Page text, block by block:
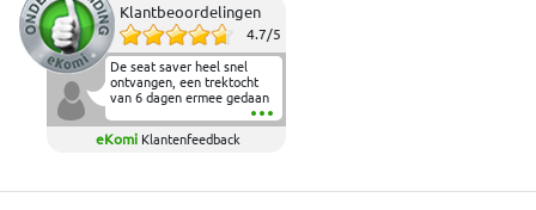
Klantbeoordelingen
4.7/5
De seat saver heel snel
ontvangen, een trektocht
van 6 dagen ermee gedaan
en deze heeft de beproeving
fantastisch doorstaan.
Heerlijk zacht om op te
elkaar in het zadel.
eKomi Klantenfeedback